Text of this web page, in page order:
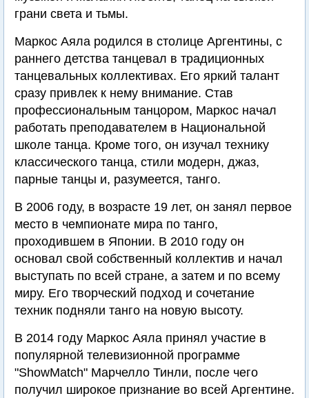
грани света и тьмы.
Маркос Аяла родился в столице Аргентины, с
раннего детства танцевал в традиционных
танцевальных коллективах. Его яркий талант
сразу привлек к нему внимание. Став
профессиональным танцором, Маркос начал
работать преподавателем в Национальной
школе танца. Кроме того, он изучал технику
классического танца, стили модерн, джаз,
парные танцы и, разумеется, танго.
В 2006 году, в возрасте 19 лет, он занял первое
место в чемпионате мира по танго,
проходившем в Японии. В 2010 году он
основал свой собственный коллектив и начал
выступать по всей стране, а затем и по всему
миру. Его творческий подход и сочетание
техник подняли танго на новую высоту.
В 2014 году Маркос Аяла принял участие в
популярной телевизионной программе
"ShowMatch" Марчелло Тинли, после чего
получил широкое признание во всей Аргентине.